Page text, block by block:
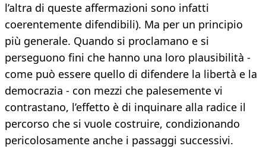
l’altra di queste affermazioni sono infatti
coerentemente difendibili). Ma per un principio
più generale. Quando si proclamano e si
perseguono fini che hanno una loro plausibilità -
come può essere quello di difendere la libertà e la
democrazia - con mezzi che palesemente vi
contrastano, l’effetto è di inquinare alla radice il
percorso che si vuole costruire, condizionando
pericolosamente anche i passaggi successivi.